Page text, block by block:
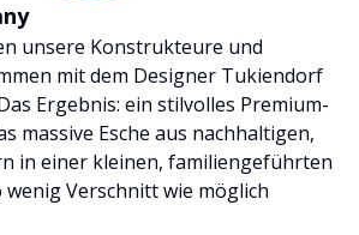
unsere Konstrukteure und
mit dem Designer Tukiendorf
Ergebnis: ein stilvolles Premium-
massive Esche aus nachhaltigen,
in einer kleinen, familiengeführten
Verschnitt wie möglich